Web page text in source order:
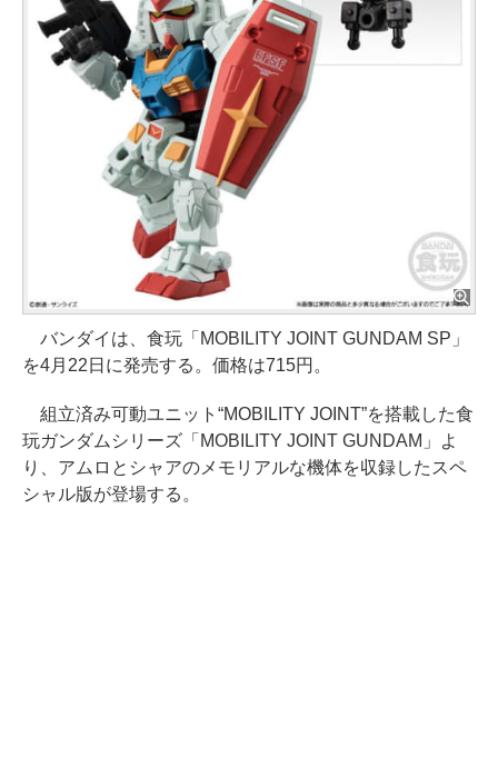
バンダイは、食玩「MOBILITY JOINT GUNDAM SP」
を4月22日に発売する。価格は715円。
組立済み可動ユニット“MOBILITY JOINT”を搭載した食
玩ガンダムシリーズ「MOBILITY JOINT GUNDAM」よ
り、アムロとシャアのメモリアルな機体を収録したスペ
シャル版が登場する。